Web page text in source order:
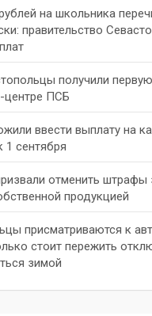
на школьника
правительство
получили
центре ПСБ
ввести выплату на
1 сентября
отменить штрафы
продукцией
присматриваются к
стоит пережить
зимой